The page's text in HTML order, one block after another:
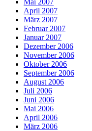
Mai 2007
April 2007
März 2007
Februar 2007
Januar 2007
Dezember 2006
November 2006
Oktober 2006
September 2006
August 2006
Juli 2006
Juni 2006
Mai 2006
April 2006
März 2006